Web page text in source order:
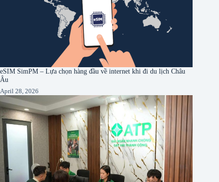
eSIM SimPM – Lựa chọn hàng đầu về internet khi đi du lịch Châu
Âu
April 28, 2026